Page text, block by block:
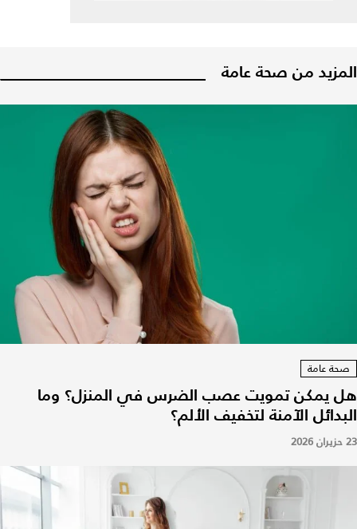
المزيد من صحة عامة
صحة عامة
هل يمكن تمويت عصب الضرس في المنزل؟ وما
البدائل الآمنة لتخفيف الألم؟
23 حزيران 2026